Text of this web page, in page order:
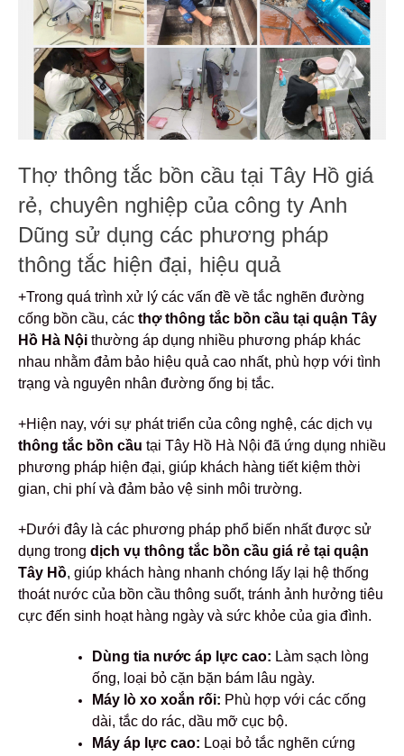
Thợ thông tắc bồn cầu tại Tây Hồ giá
rẻ, chuyên nghiệp của công ty Anh
Dũng sử dụng các phương pháp
thông tắc hiện đại, hiệu quả
+Trong quá trình xử lý các vấn đề về tắc nghẽn đường
cống bồn cầu, các thợ thông tắc bồn cầu tại quận Tây
Hồ Hà Nội thường áp dụng nhiều phương pháp khác
nhau nhằm đảm bảo hiệu quả cao nhất, phù hợp với tình
trạng và nguyên nhân đường ống bị tắc.
+Hiện nay, với sự phát triển của công nghệ, các dịch vụ
thông tắc bồn cầu tại Tây Hồ Hà Nội đã ứng dụng nhiều
phương pháp hiện đại, giúp khách hàng tiết kiệm thời
gian, chi phí và đảm bảo vệ sinh môi trường.
+Dưới đây là các phương pháp phổ biến nhất được sử
dụng trong dịch vụ thông tắc bồn cầu giá rẻ tại quận
Tây Hồ, giúp khách hàng nhanh chóng lấy lại hệ thống
thoát nước của bồn cầu thông suốt, tránh ảnh hưởng tiêu
cực đến sinh hoạt hàng ngày và sức khỏe của gia đình.
Dùng tia nước áp lực cao: Làm sạch lòng
ống, loại bỏ cặn bặn bám lâu ngày.
Máy lò xo xoắn rối: Phù hợp với các cống
dài, tắc do rác, dầu mỡ cục bộ.
Máy áp lực cao: Loại bỏ tắc nghẽn cứng